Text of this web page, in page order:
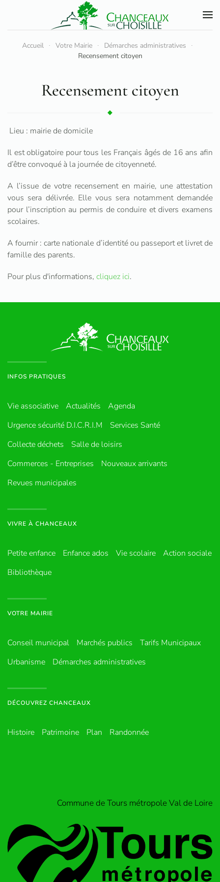
Accéder au contenu principal
Accueil Votre Mairie
Démarches administratives
Recensement citoyen
Recensement citoyen
Lieu : mairie de domicile
Il est obligatoire pour tous les Français âgés de 16 ans afin
d’être convoqué à la journée de citoyenneté.
A l’issue de votre recensement en mairie, une attestation
vous sera délivrée. Elle vous sera notamment demandée
pour l’inscription au permis de conduire et divers examens
scolaires.
A fournir : carte nationale d’identité ou passeport et livret de
famille des parents.
Pour plus d'informations, cliquez ici.
INFOS PRATIQUES
Vie associative Actualités
Agenda
Urgence sécurité D.I.C.R.I.M
Services Santé
Collecte déchets
Salle de loisirs
Commerces - Entreprises
Nouveaux arrivants
Revues municipales
VIVRE À CHANCEAUX
Petite enfance Enfance ados Vie scolaire
Action sociale
Bibliothèque
VOTRE MAIRIE
Conseil municipal Marchés publics
Tarifs Municipaux
Urbanisme
Démarches administratives
DÉCOUVREZ CHANCEAUX
Histoire Patrimoine Plan Randonnée
Commune de Tours métropole Val de Loire